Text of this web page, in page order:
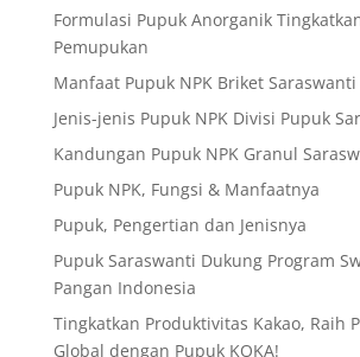
Formulasi Pupuk Anorganik
Pemupukan
Manfaat Pupuk NPK Briket Saraswanti
Jenis-jenis Pupuk NPK Divisi Pupuk
Kandungan Pupuk NPK Granul
Pupuk NPK, Fungsi & Manfaatnya
Pupuk, Pengertian dan Jenisnya
Pupuk Saraswanti Dukung Program
Pangan Indonesia
Tingkatkan Produktivitas Kakao, Raih
Global dengan Pupuk KOKA!